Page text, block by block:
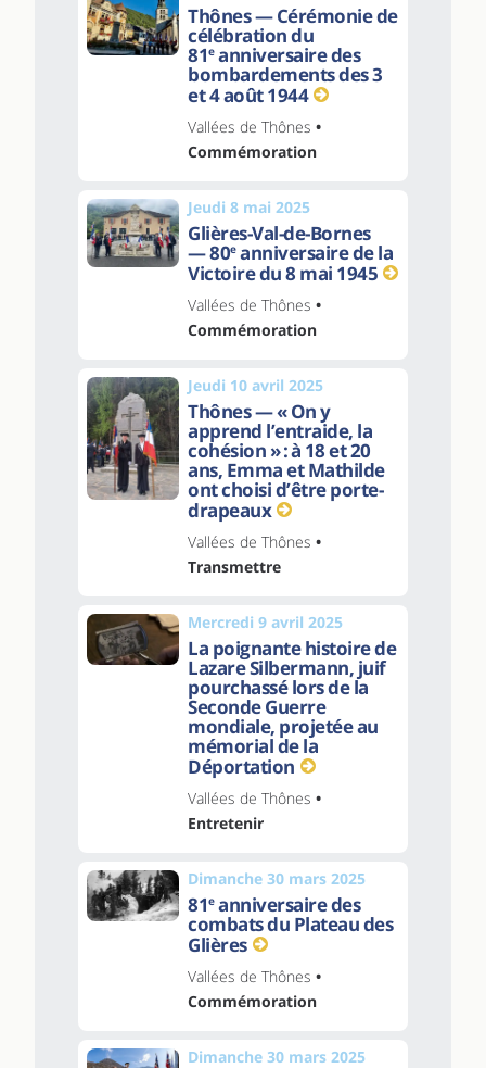
Thônes — Cérémonie de
célébration du
81eanniversaire des
bombardements des 3
et 4 août 1944
Vallées de Thônes •
Commémoration
Jeudi 8 mai 2025
Glières-Val-de-Bornes
— 80eanniversaire de la
Victoire du 8 mai 1945
Vallées de Thônes •
Commémoration
Jeudi 10 avril 2025
Thônes — « On y
apprend l’entraide, la
cohésion » : à 18 et 20
ans, Emma et Mathilde
ont choisi d’être porte-
drapeaux
Vallées de Thônes •
Transmettre
Mercredi 9 avril 2025
La poignante histoire de
Lazare Silbermann, juif
pourchassé lors de la
Seconde Guerre
mondiale, projetée au
mémorial de la
Déportation
Vallées de Thônes •
Entretenir
Dimanche 30 mars 2025
81eanniversaire des
combats du Plateau des
Glières
Vallées de Thônes •
Commémoration
Dimanche 30 mars 2025